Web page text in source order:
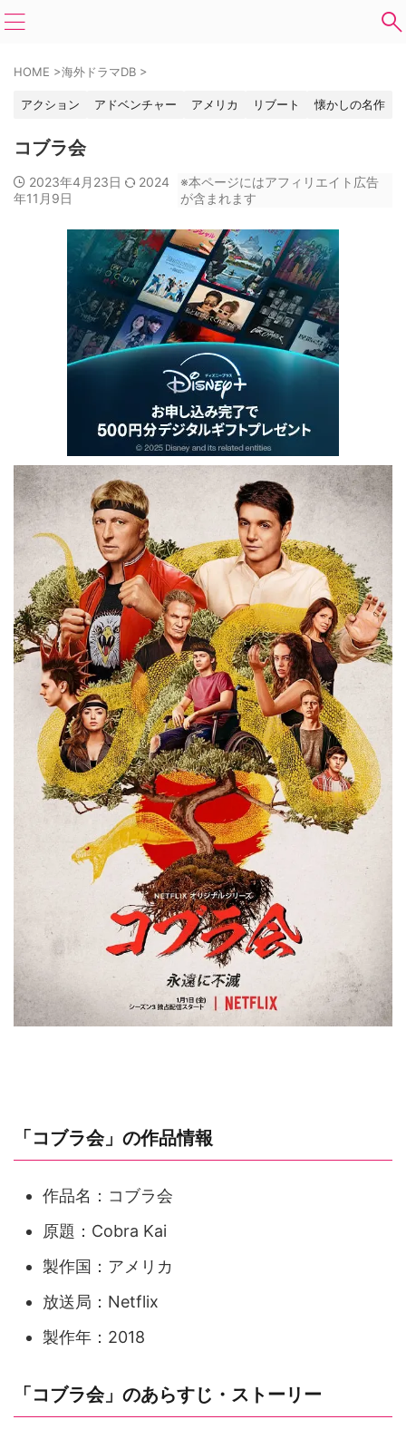
HOME >海外ドラマDB >
アクション アドベンチャー アメリカ リブート 懐かしの名作
コブラ会
2023年4月23日
2024
年11月9日
※本ページにはアフィリエイト広告
が含まれます
「コブラ会」の作品情報
作品名：コブラ会
原題：Cobra Kai
製作国：アメリカ
放送局：Netflix
製作年：2018
「コブラ会」のあらすじ・ストーリー